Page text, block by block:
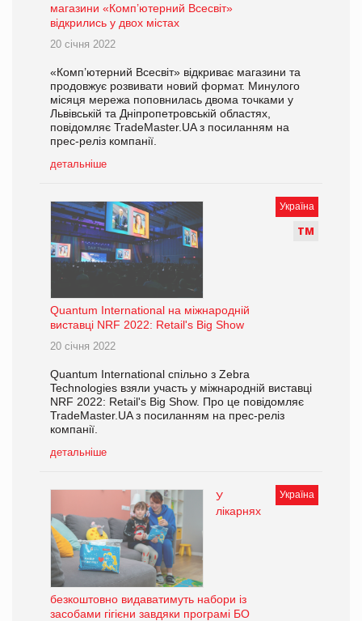
магазини «Комп’ютерний Всесвіт»
відкрились у двох містах
20 січня 2022
«Комп’ютерний Всесвіт» відкриває магазини та
продовжує розвивати новий формат. Минулого
місяця мережа поповнилась двома точками у
Львівській та Дніпропетровській областях,
повідомляє TradeMaster.UA з посиланням на
прес-реліз компанії.
детальніше
Україна
ТМ
Quantum International на міжнародній
виставці NRF 2022: Retail's Big Show
20 січня 2022
Quantum International спільно з Zebra
Technologies взяли участь у міжнародній виставці
NRF 2022: Retail's Big Show. Про це повідомляє
TradeMaster.UA з посиланням на прес-реліз
компанії.
детальніше
Україна
У
лікарнях
безкоштовно видаватимуть набори із
засобами гігієни завдяки програмі БО